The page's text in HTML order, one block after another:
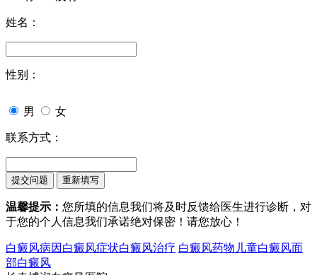
姓名：
性别：
男 女
联系方式：
温馨提示： 您所填的信息我们将及时反馈给医生进行诊断，对
于您的个人信息我们承诺绝对保密！请您放心！
白癜风病因 白癜风症状白癜风治疗 白癜风药物 儿童白癜风面
部白癜风